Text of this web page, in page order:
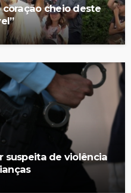
coração cheio deste
suspeita de violência